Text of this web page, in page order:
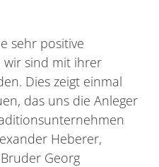
sehr positive
wir sind mit ihrer
Dies zeigt einmal
das uns die Anleger
Heberer,
Georg